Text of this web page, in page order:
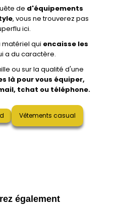
de d'équipements
, vous ne trouverez pas
ici.
matériel qui encaisse les
a du caractère.
ou sur la qualité d'une
là pour vous équiper,
tchat ou téléphone.
Vêtements casual
également